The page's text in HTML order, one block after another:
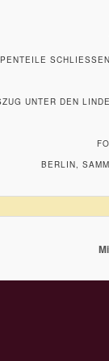
UNTER DEN
BERLIN,